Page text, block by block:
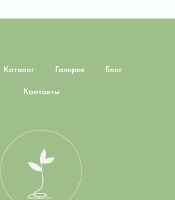
Каталог Галерея Блог
Контакты